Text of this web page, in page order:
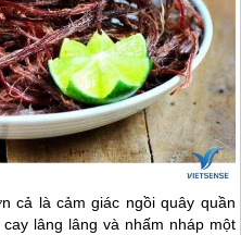
cả là cảm giác ngồi quây quần
lâng lâng và nhấm nháp một